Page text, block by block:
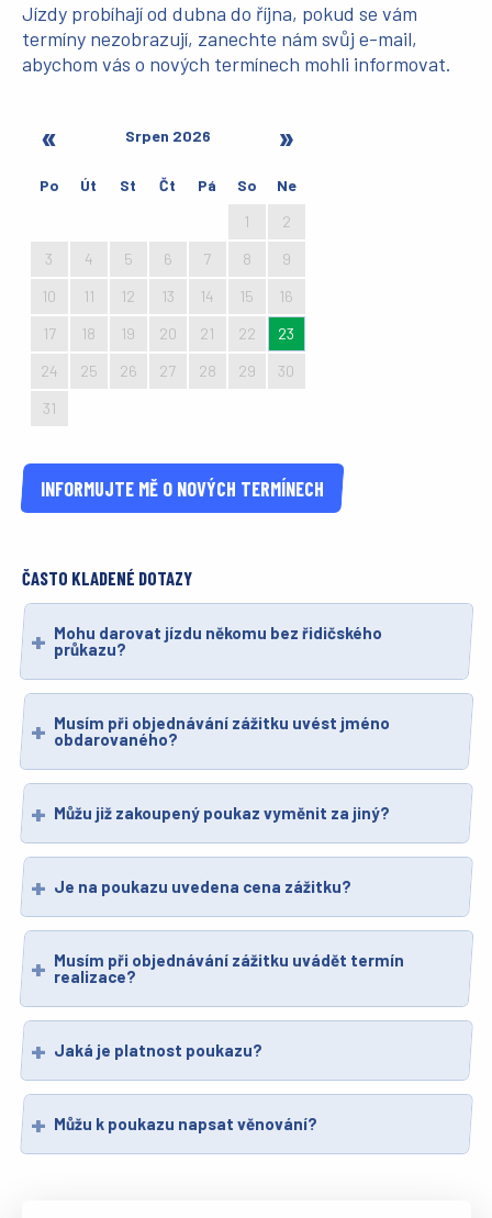
Jízdy probíhají od dubna do října, pokud se vám
termíny nezobrazují, zanechte nám svůj e-mail,
abychom vás o nových termínech mohli informovat.
Srpen 2026
Po Út St Čt Pá So
Ne
1
2
3
4 5 6 7 8
9
10
11 12 13 14 15
16
17
18 19 20 21 22
23
24
25 26 27 28 29
30
31
INFORMUJTE MĚ O NOVÝCH TERMÍNECH
ČASTO KLADENÉ DOTAZY
Mohu darovat jízdu někomu bez řidičského
průkazu?
Musím při objednávání zážitku uvést jméno
obdarovaného?
Můžu již zakoupený poukaz vyměnit za jiný?
Je na poukazu uvedena cena zážitku?
Musím při objednávání zážitku uvádět termín
realizace?
Jaká je platnost poukazu?
Můžu k poukazu napsat věnování?